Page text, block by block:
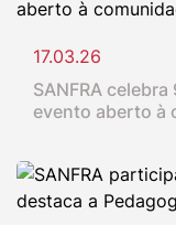
17.03.26
SANFRA
evento aberto à